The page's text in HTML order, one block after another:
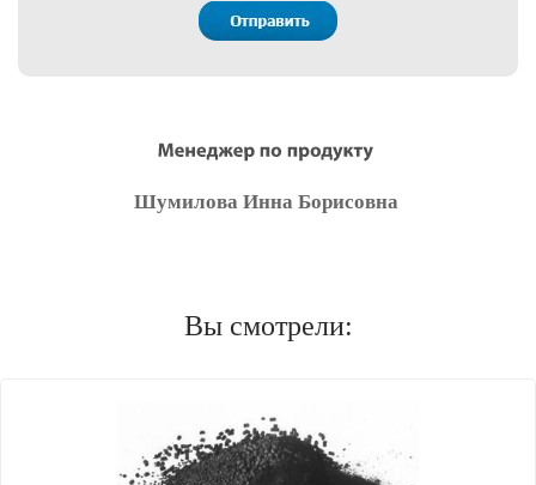
Шумилова Инна Борисовна
Вы смотрели: